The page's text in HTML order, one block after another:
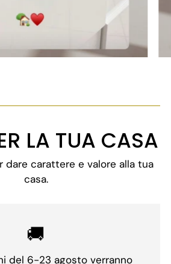
LA TUA CASA
dare carattere e valore alla tua
casa.
🚚
del 6-23 agosto verranno